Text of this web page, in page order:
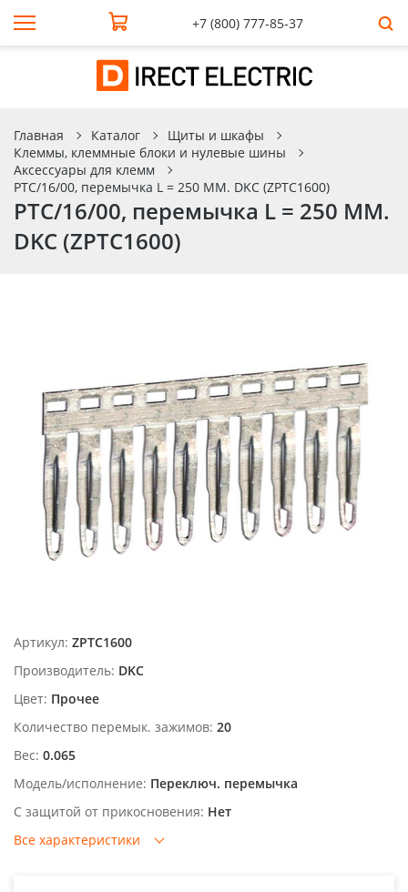
+7 (800) 777-85-37
Главная Каталог
Щиты и шкафы
Клеммы, клеммные блоки и нулевые шины
Аксессуары для клемм
PTC/16/00, перемычка L = 250 MM. DKC (ZPTC1600)
PTC/16/00, перемычка L = 250 MM.
DKC (ZPTC1600)
Артикул: ZPTC1600
Производитель: DKC
Цвет: Прочее
Количество перемык. зажимов: 20
Вес: 0.065
Модель/исполнение: Переключ. перемычка
С защитой от прикосновения: Нет
Все характеристики